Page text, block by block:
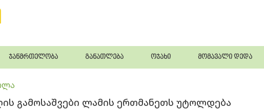
ჯანმრთელობა განათლება ოჯახი მომავალი დედა
გამოსაშვები ლამის ერთმანეთს უტოლდება